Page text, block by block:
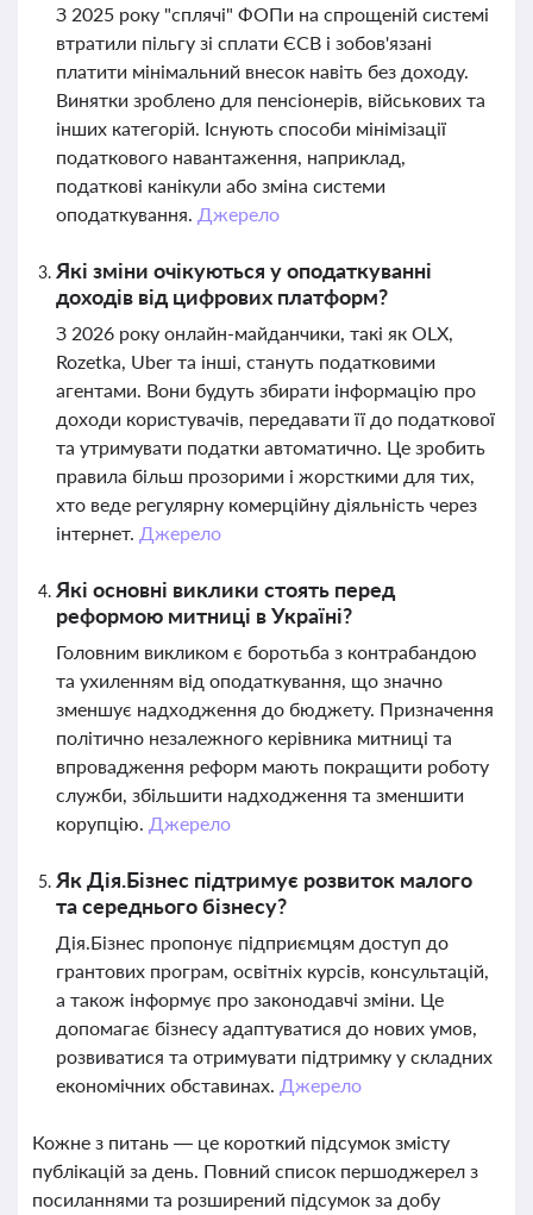
З 2025 року "сплячі" ФОПи на спрощеній системі
втратили пільгу зі сплати ЄСВ і зобов'язані
платити мінімальний внесок навіть без доходу.
Винятки зроблено для пенсіонерів, військових та
інших категорій. Існують способи мінімізації
податкового навантаження, наприклад,
податкові канікули або зміна системи
оподаткування. Джерело
Які зміни очікуються у оподаткуванні
доходів від цифрових платформ?
З 2026 року онлайн-майданчики, такі як OLX,
Rozetka, Uber та інші, стануть податковими
агентами. Вони будуть збирати інформацію про
доходи користувачів, передавати її до податкової
та утримувати податки автоматично. Це зробить
правила більш прозорими і жорсткими для тих,
хто веде регулярну комерційну діяльність через
інтернет. Джерело
Які основні виклики стоять перед
реформою митниці в Україні?
Головним викликом є боротьба з контрабандою
та ухиленням від оподаткування, що значно
зменшує надходження до бюджету. Призначення
політично незалежного керівника митниці та
впровадження реформ мають покращити роботу
служби, збільшити надходження та зменшити
корупцію. Джерело
Як Дія.Бізнес підтримує розвиток малого
та середнього бізнесу?
Дія.Бізнес пропонує підприємцям доступ до
грантових програм, освітніх курсів, консультацій,
а також інформує про законодавчі зміни. Це
допомагає бізнесу адаптуватися до нових умов,
розвиватися та отримувати підтримку у складних
економічних обставинах. Джерело
Кожне з питань — це короткий підсумок змісту
публікацій за день. Повний список першоджерел з
посиланнями та розширений підсумок за добу